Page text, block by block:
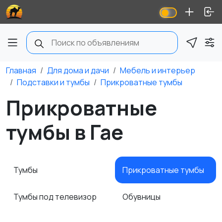
Главная Для дома и дачи
Мебель и интерьер
Подставки и тумбы
Прикроватные тумбы
Прикроватные
тумбы в Гае
Тумбы
Тумбы под телевизор
Прикроватные тумбы
Обувницы